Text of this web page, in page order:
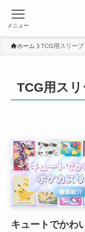
メニュー
ホーム TCG用スリーブ
TCG用ス
キュートでかわ